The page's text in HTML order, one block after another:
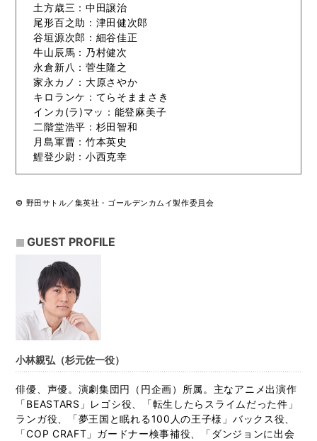
土方歳三：中田譲治
尾形百之助：津田健次郎
谷垣源次郎：細谷佳正
牛山辰馬：乃村健次
永倉新八：菅生隆之
家永カノ：大原さやか
キロランケ：てらそままさき
インカ(ラ)マッ：能登麻美子
二階堂浩平：杉田智和
月島軍曹：竹本英史
鯉登少尉：小西克幸
© 野田サトル／集英社・ゴールデンカムイ製作委員会
GUEST PROFILE
小林親弘（杉元佐一役）
俳優、声優。演劇集団円（円企画）所属。主なアニメ出演作
「BEASTARS」レゴシ役、「転生したらスライムだった件」
ランガ役、「夢王国と眠れる100人の王子様」バックス役、
「COP CRAFT」ガードナー検事補役、「ダンジョンに出会